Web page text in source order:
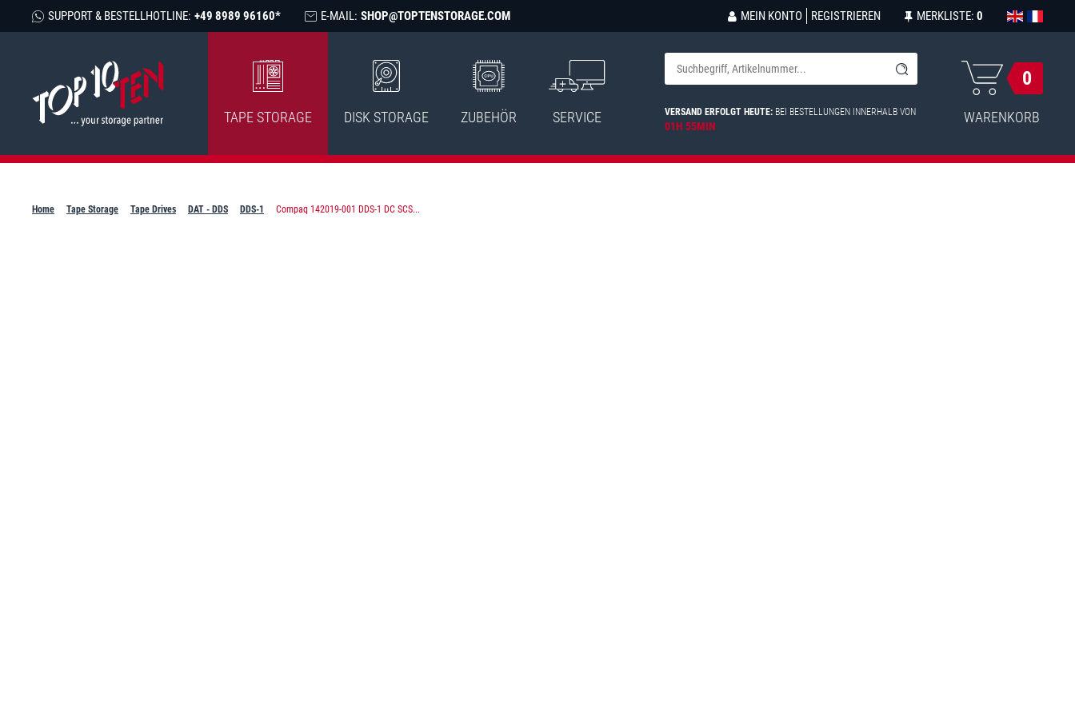
SUPPORT & BESTELLHOTLINE: +49 8989 96160* E-MAIL: SHOP@TOPTENSTORAGE.COM MEIN KONTO REGISTRIEREN MERKLISTE: 0
TAPE STORAGE DISK STORAGE ZUBEHÖR SERVICE VERSAND ERFOLGT HEUTE: BEI BESTELLUNGEN INNERHALB VON
01H 55MIN
0
WARENKORB
Home Tape Storage Tape Drives DAT - DDS DDS-1 Compaq 142019-001 DDS-1 DC SCS...